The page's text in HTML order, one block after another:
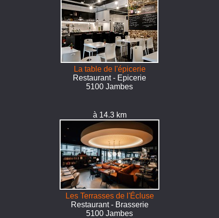
La table de l'épicerie
Restaurant - Epicerie
5100 Jambes
à 14.3 km
Les Terrasses de l'Écluse
Restaurant - Brasserie
5100 Jambes